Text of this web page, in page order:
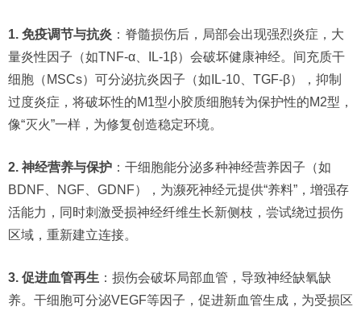
1. 免疫调节与抗炎 ：脊髓损伤后，局部会出现强烈炎症，大
量炎性因子（如TNF-α、IL-1β）会破坏健康神经。间充质干
细胞（MSCs）可分泌抗炎因子（如IL-10、TGF-β），抑制
过度炎症，将破坏性的M1型小胶质细胞转为保护性的M2型，
像“灭火”一样，为修复创造稳定环境。
2. 神经营养与保护 ：干细胞能分泌多种神经营养因子（如
BDNF、NGF、GDNF），为濒死神经元提供“养料”，增强存
活能力，同时刺激受损神经纤维生长新侧枝，尝试绕过损伤
区域，重新建立连接。
3. 促进血管再生 ：损伤会破坏局部血管，导致神经缺氧缺
养。干细胞可分泌VEGF等因子，促进新血管生成，为受损区